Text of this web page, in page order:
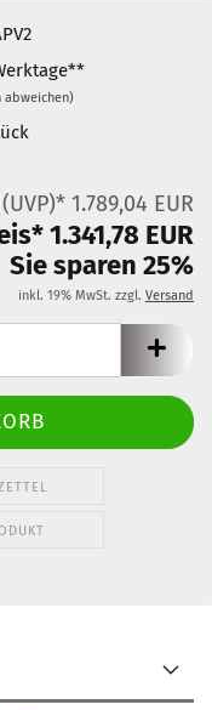
abweichen)
1.789,04 EUR
1.341,78 EUR
Sie sparen 25%
inkl. 19% MwSt. zzgl. Versand